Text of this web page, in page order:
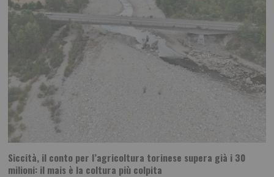
Siccità, il conto per l’agricoltura torinese supera già i 30
milioni: il mais è la coltura più colpita